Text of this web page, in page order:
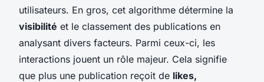
utilisateurs. En gros, cet algorithme détermine la
visibilité et le classement des publications en
analysant divers facteurs. Parmi ceux-ci, les
interactions jouent un rôle majeur. Cela signifie
que plus une publication reçoit de likes,